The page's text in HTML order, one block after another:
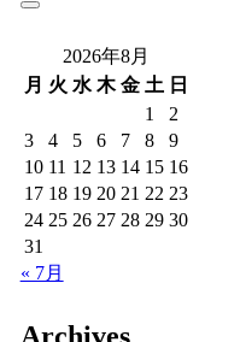
2026年8月
月 火 水 木 金 土 日
1
2
3
4 5 6 7 8
9
10 11 12 13 14 15 16
17 18 19 20 21 22 23
24 25 26 27 28 29 30
31
« 7月